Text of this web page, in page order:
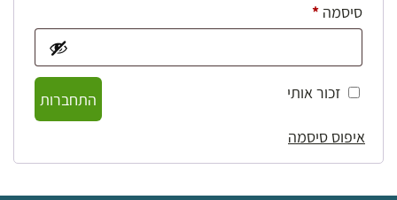
סיסמה *חובה
זכור אותי
התחברות
איפוס סיסמה